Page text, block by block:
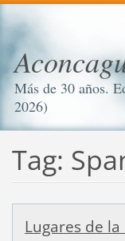
Más de 30 años.
2026)
Tag:
Lugares de